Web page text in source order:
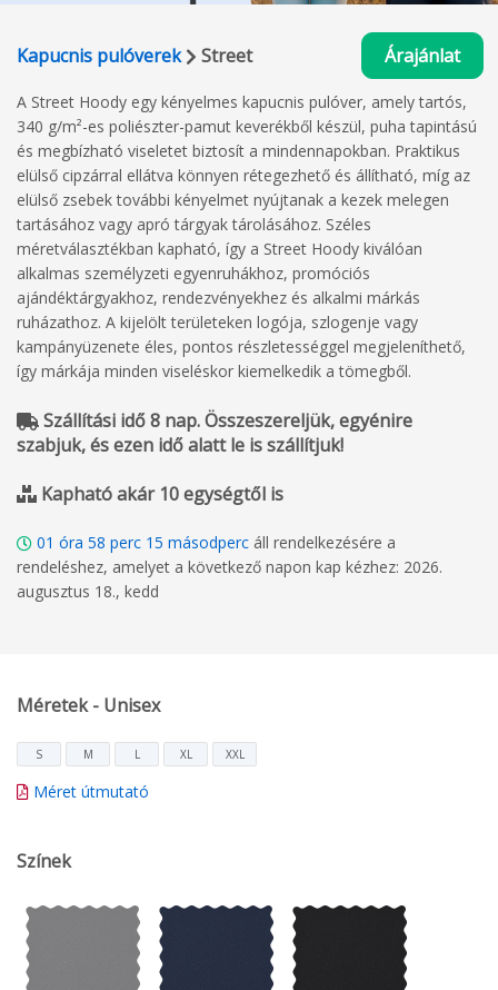
Kapucnis pulóverek Street Árajánlat
A Street Hoody egy kényelmes kapucnis pulóver, amely tartós,
340 g/m²-es poliészter-pamut keverékből készül, puha tapintású
és megbízható viseletet biztosít a mindennapokban. Praktikus
elülső cipzárral ellátva könnyen rétegezhető és állítható, míg az
elülső zsebek további kényelmet nyújtanak a kezek melegen
tartásához vagy apró tárgyak tárolásához. Széles
méretválasztékban kapható, így a Street Hoody kiválóan
alkalmas személyzeti egyenruhákhoz, promóciós
ajándéktárgyakhoz, rendezvényekhez és alkalmi márkás
ruházathoz. A kijelölt területeken logója, szlogenje vagy
kampányüzenete éles, pontos részletességgel megjeleníthető,
így márkája minden viseléskor kiemelkedik a tömegből.
Szállítási idő 8 nap. Összeszereljük, egyénire
szabjuk, és ezen idő alatt le is szállítjuk!
Kapható akár 10 egységtől is
01 óra 58 perc 14 másodperc áll rendelkezésére a
rendeléshez, amelyet a következő napon kap kézhez: 2026.
augusztus 18., kedd
Méretek - Unisex
S M L XL XXL
Méret útmutató
Színek